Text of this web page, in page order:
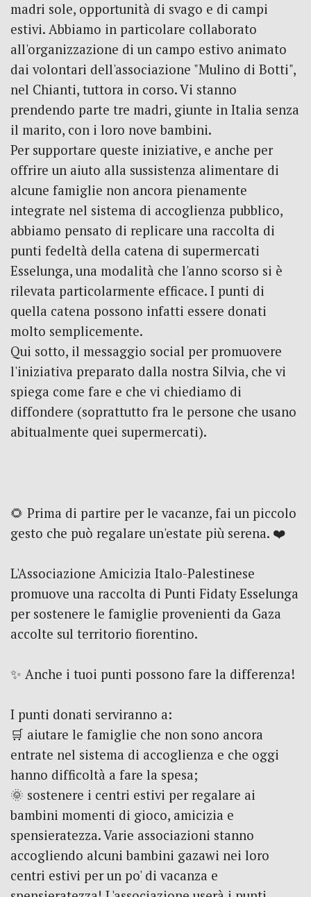
madri sole, opportunità di svago e di campi
estivi. Abbiamo in particolare collaborato
all'organizzazione di un campo estivo animato
dai volontari dell'associazione "Mulino di Botti",
nel Chianti, tuttora in corso. Vi stanno
prendendo parte tre madri, giunte in Italia senza
il marito, con i loro nove bambini.
Per supportare queste iniziative, e anche per
offrire un aiuto alla sussistenza alimentare di
alcune famiglie non ancora pienamente
integrate nel sistema di accoglienza pubblico,
abbiamo pensato di replicare una raccolta di
punti fedeltà della catena di supermercati
Esselunga, una modalità che l'anno scorso si è
rilevata particolarmente efficace. I punti di
quella catena possono infatti essere donati
molto semplicemente.
Qui sotto, il messaggio social per promuovere
l'iniziativa preparato dalla nostra Silvia, che vi
spiega come fare e che vi chiediamo di
diffondere (soprattutto fra le persone che usano
abitualmente quei supermercati).
🌻 Prima di partire per le vacanze, fai un piccolo
gesto che può regalare un'estate più serena. ❤️
L'Associazione Amicizia Italo-Palestinese
promuove una raccolta di Punti Fidaty Esselunga
per sostenere le famiglie provenienti da Gaza
accolte sul territorio fiorentino.
✨ Anche i tuoi punti possono fare la differenza!
I punti donati serviranno a:
🛒 aiutare le famiglie che non sono ancora
entrate nel sistema di accoglienza e che oggi
hanno difficoltà a fare la spesa;
🌞 sostenere i centri estivi per regalare ai
bambini momenti di gioco, amicizia e
spensieratezza. Varie associazioni stanno
accogliendo alcuni bambini gazawi nei loro
centri estivi per un po' di vacanza e